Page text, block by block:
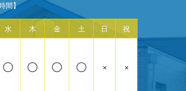
間】
水 木 金 土 日 祝
◯ ◯ ◯ ◯ × ×